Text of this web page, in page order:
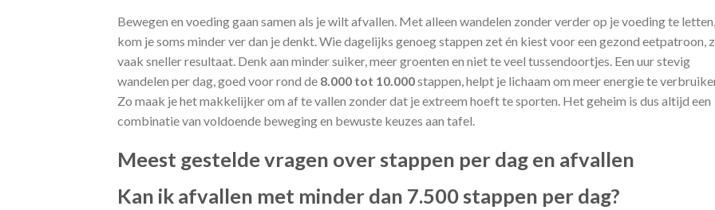
Bewegen en voeding gaan samen als je wilt afvallen. Met alleen wandelen zonder verder op je voeding te letten,
kom je soms minder ver dan je denkt. Wie dagelijks genoeg stappen zet én kiest voor een gezond eetpatroon,
vaak sneller resultaat. Denk aan minder suiker, meer groenten en niet te veel tussendoortjes. Een uur stevig
wandelen per dag, goed voor rond de 8.000 tot 10.000stappen, helpt je lichaam om meer energie te
Zo maak je het makkelijker om af te vallen zonder dat je extreem hoeft te sporten. Het geheim is dus altijd een
combinatie van voldoende beweging en bewuste keuzes aan tafel.
Meest gestelde vragen over stappen per dag en afvallen
Kan ik afvallen met minder dan 7.500 stappen per dag?